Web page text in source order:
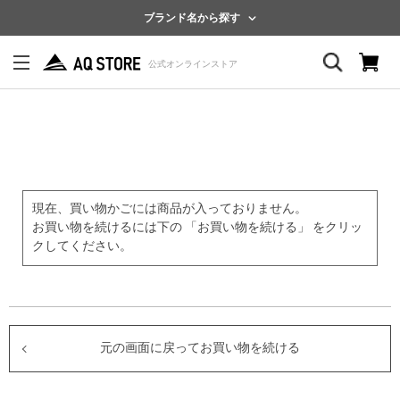
ブランド名から探す
現在、買い物かごには商品が入っておりません。
お買い物を続けるには下の 「お買い物を続ける」 をクリッ
クしてください。
元の画面に戻ってお買い物を続ける